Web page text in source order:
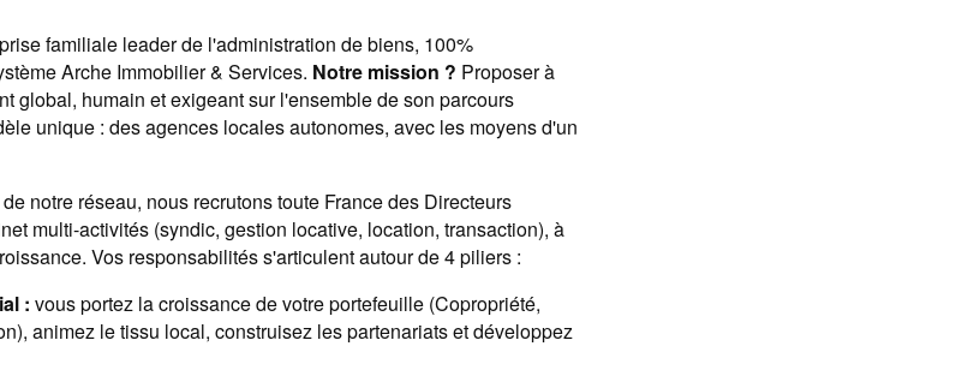
familiale leader de l'administration de biens, 100%
Arche Immobilier & Services. Notre mission ? Proposer à
global, humain et exigeant sur l'ensemble de son parcours
unique : des agences locales autonomes, avec les moyens d'un
notre réseau, nous recrutons toute France des Directeurs
multi-activités (syndic, gestion locative, location, transaction), à
Vos responsabilités s'articulent autour de 4 piliers :
: vous portez la croissance de votre portefeuille (Copropriété,
animez le tissu local, construisez les partenariats et développez